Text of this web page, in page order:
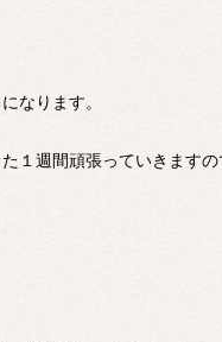
なります。
１週間頑張っていきます